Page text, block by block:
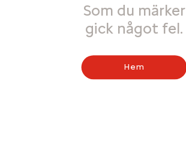
Som du märker
gick något fel.
Hem